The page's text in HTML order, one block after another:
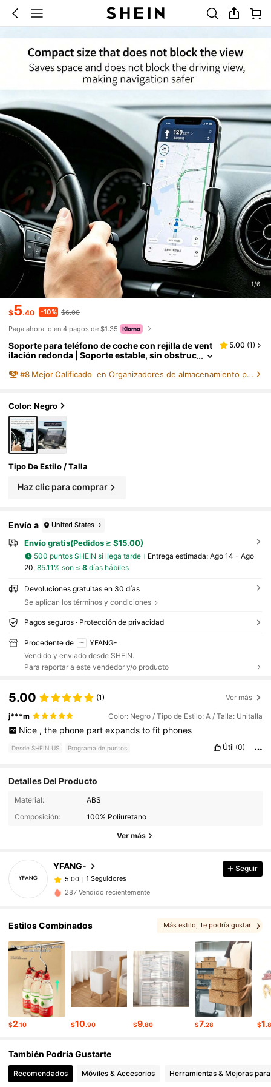
1/6
$5.40 -10% $6.00
Paga ahora, o en 4 pagos de $1.35
Soporte para teléfono de coche con rejilla de vent
ilación redonda | Soporte estable, sin obstruc
5.00 (1)
#8 Mejor Calificado en Organizadores de almacenamiento para automóvile
Color: Negro
Tipo De Estilo / Talla
Haz clic para comprar
Envío a United States
Envío gratis(Pedidos ≥ $15.00)
500 puntos SHEIN si llega tarde Entrega estimada: Ago 14 - Ago
20, 85.11% son ≤ 8días hábiles
Devoluciones gratuitas en 30 días
Se aplican los términos y condiciones
Pagos seguros · Protección de privacidad
Procedente de
YFANG-
Vendido y enviado desde SHEIN.
Para reportar a este vendedor y/o producto
5.00 (1) Ver más
j***m Color: Negro / Tipo de Estilo: A / Talla: Unitalla
Nice , the phone part expands to fit phones
Desde SHEIN US Programa de puntos Útil (0)
Detalles Del Producto
Material:
ABS
Composición:
100% Poliuretano
Ver más
YFANG-
5.00 1 Seguidores
Seguir
287 Vendido recientemente
Estilos Combinados Más estilo , Te podría gustar
$2.10 $10.90 $9.80 $7.28 $1
También Podría Gustarte
Recomendados Móviles & Accesorios Herramientas & Mejoras